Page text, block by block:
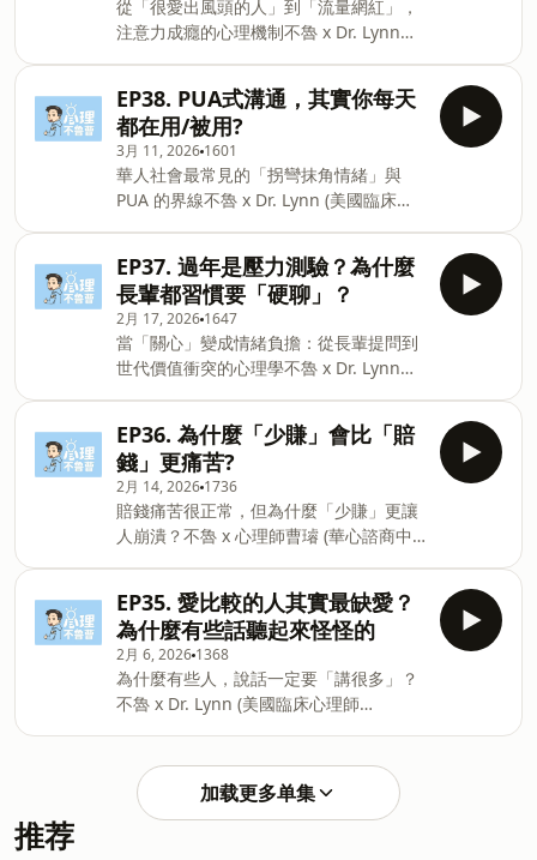
留下五星評論+問題，也可以在下追蹤心
理不魯曹的社群/平台。官方IG：
https://www.instagram.com/psych.bulutsao
總連結：https://portaly.cc/psych.blue
Powered by Firstory Hosting
從「很愛出風頭的人」到「流量網紅」，
注意力成癮的心理機制不魯 x Dr. Lynn
講話讓人很躁？🔹 被討厭也比被忽略好?
🔹 自戀型 vs 表演型特徵?_______歡迎留下
五星評論+問題，也可以在下方追蹤心理
不魯曹的社群/平台。官方IG：
https://www.instagram.com/psych.bulutsao
官方脆：
https://www.threads.com/@psych.bulutsao
信
箱:&nbsp;psych.blue.tsao@gmail.com
總連結：https://portaly.cc/psych.blue
Powered by Firstory Hosting
EP38. PUA式溝通，其實你每天
都在用/被用?
3月 11, 2026 1601
華人社會最常見的「拐彎抹角情緒」與
PUA 的界線不魯 x Dr. Lynn (美國臨床心
的 PUA 有一個核心🔹 PUA常見的一個心
理手法 _______歡迎留下五星評論+問題，
也可以在下方追蹤心理不魯曹的社群/平
台。官方IG：
https://www.instagram.com/psych.bulutsao
官方脆：
https://www.threads.com/@psych.bulutsao
信
箱:&nbsp;psych.blue.tsao@gmail.com
總連結：https://portaly.cc/psych.blue
Powered by Firstory Hosting
EP37. 過年是壓力測驗？為什麼
長輩都習慣要「硬聊」？
2月 17, 2026 1647
當「關心」變成情緒負擔：從長輩提問到
世代價值衝突的心理學不魯 x Dr. Lynn
圓，是壓力測驗？為什麼越長大越不想回
家🔹 我們討厭的，真的是長輩嗎？還是背
後的心理壓力🔹 如果過年讓你有壓力，可
以怎麼做_______歡迎留下五星評論+問
題，也可以在下方追蹤心理不魯曹的社群/
平台。官方IG：
https://www.instagram.com/psych.bulutsao
官方脆：
https://www.threads.com/@psych.bulutsao
信
箱:&nbsp;psych.blue.tsao@gmail.com
總連結：https://portaly.cc/psych.blue
Powered by Firstory Hosting
EP36. 為什麼「少賺」會比「賠
錢」更痛苦?
2月 14, 2026 1736
賠錢痛苦很正常，但為什麼「少賺」更讓
人崩潰？不魯 x 心理師曹璿 (華心諮商中
在沒有答案的地方找答案 → 焦慮🔹 人類
天生討厭不確定🔹 人對「控制、期待、自
我價值」的執著 _______若你喜歡心理不魯
曹，記得訂閱開啟小鈴鐺!歡迎留下五星評
論+問題，也可以在下追蹤心理不魯曹的
社群/平台。官方IG：
https://www.instagram.com/psych.bulutsao
總連結：https://portaly.cc/psych.blue
Powered by Firstory Hosting
EP35. 愛比較的人其實最缺愛？
為什麼有些話聽起來怪怪的
2月 6, 2026 1368
為什麼有些人，說話一定要「講很多」？
不魯 x Dr. Lynn (美國臨床心理師
（老二情結）_______若你喜歡心理不魯
曹，記得訂閱開啟小鈴鐺!歡迎留下五星評
加载更多单集
推荐